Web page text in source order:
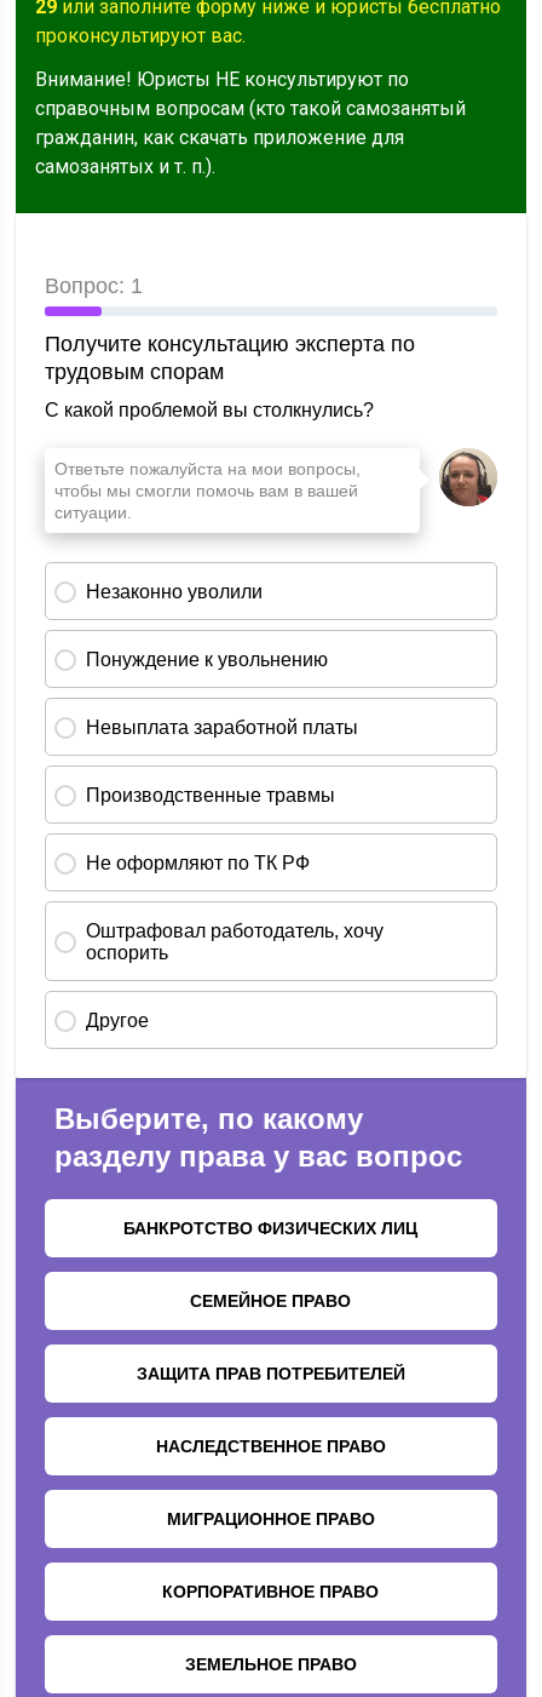
29 или заполните форму ниже и юристы бесплатно
проконсультируют вас.
Внимание! Юристы НЕ консультируют по
справочным вопросам (кто такой самозанятый
гражданин, как скачать приложение для
самозанятых и т. п.).